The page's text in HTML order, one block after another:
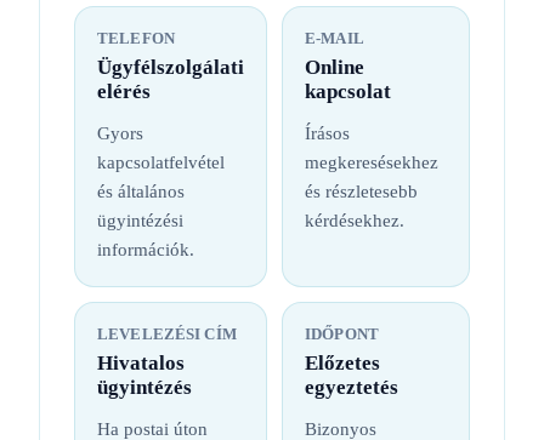
TELEFON
Ügyfélszolgálati
elérés
Gyors
kapcsolatfelvétel
és általános
ügyintézési
információk.
E-MAIL
Online
kapcsolat
Írásos
megkeresésekhez
és részletesebb
kérdésekhez.
LEVELEZÉSI CÍM
Hivatalos
ügyintézés
Ha postai úton
IDŐPONT
Előzetes
egyeztetés
Bizonyos